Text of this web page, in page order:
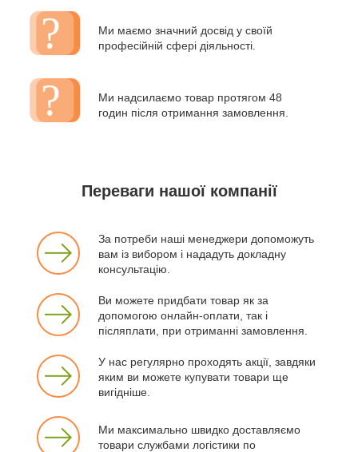
Ми маємо значний досвід у своїй
професійній сфері діяльності.
Ми надсилаємо товар протягом 48
годин після отримання замовлення.
Переваги нашої компанії
За потреби наші менеджери допоможуть
вам із вибором і нададуть докладну
консультацію.
Ви можете придбати товар як за
допомогою онлайн-оплати, так і
післяплати, при отриманні замовлення.
У нас регулярно проходять акції, завдяки
яким ви можете купувати товари ще
вигідніше.
Ми максимально швидко доставляємо
товари службами логістики по